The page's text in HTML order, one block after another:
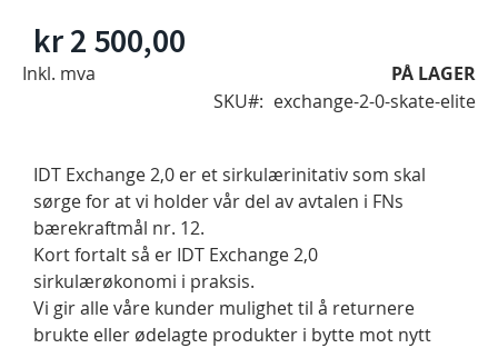
kr 2 500,00
PÅ LAGER
SKU
exchange-2-0-skate-elite
Inkl. mva
IDT Exchange 2,0 er et sirkulærinitativ som skal
sørge for at vi holder vår del av avtalen i FNs
bærekraftmål nr. 12.
Kort fortalt så er IDT Exchange 2,0
sirkulærøkonomi i praksis.
Vi gir alle våre kunder mulighet til å returnere
brukte eller ødelagte produkter i bytte mot nytt